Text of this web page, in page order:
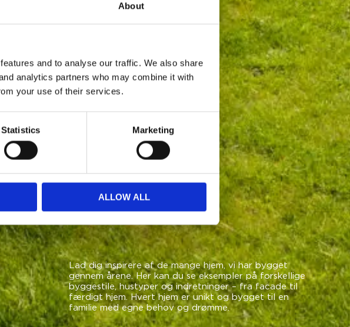
About
and to analyse our traffic. We also share
analytics partners who may combine it with
your use of their services.
Statistics Marketing
ALLOW ALL
Lad dig inspirere af de mange hjem, vi har bygget
gennem årene. Her kan du se eksempler på forskellige
byggestile, hustyper og indretninger – fra facade til
færdigt hjem. Hvert hjem er unikt og bygget til en
familie med egne behov og drømme.